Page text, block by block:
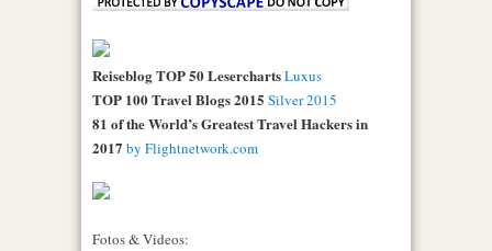
Reiseblog TOP 50 LeserchartsLuxus
TOP 100 Travel Blogs 2015 Silver 2015
81 of the World’s Greatest Travel Hackers in
2017 by Flightnetwork.com
Fotos & Videos: